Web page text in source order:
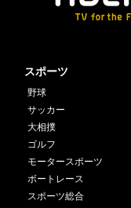
スポーツ
野球
サッカー
大相撲
ゴルフ
モータースポーツ
ボートレース
スポーツ総合